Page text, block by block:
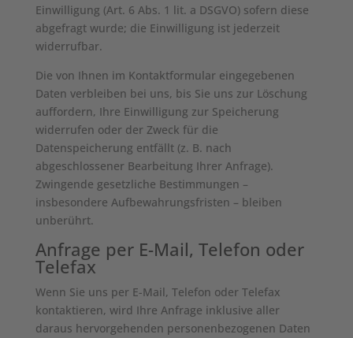
Einwilligung (Art. 6 Abs. 1 lit. a DSGVO) sofern diese
abgefragt wurde; die Einwilligung ist jederzeit
widerrufbar.
Die von Ihnen im Kontaktformular eingegebenen
Daten verbleiben bei uns, bis Sie uns zur Löschung
auffordern, Ihre Einwilligung zur Speicherung
widerrufen oder der Zweck für die
Datenspeicherung entfällt (z. B. nach
abgeschlossener Bearbeitung Ihrer Anfrage).
Zwingende gesetzliche Bestimmungen –
insbesondere Aufbewahrungsfristen – bleiben
unberührt.
Anfrage per E-Mail, Telefon oder
Telefax
Wenn Sie uns per E-Mail, Telefon oder Telefax
kontaktieren, wird Ihre Anfrage inklusive aller
daraus hervorgehenden personenbezogenen Daten